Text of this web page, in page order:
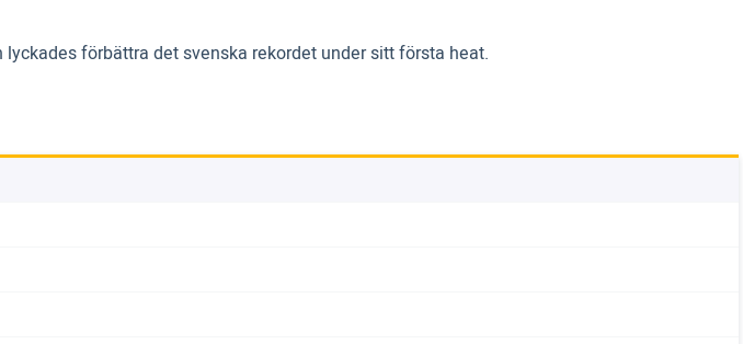
förbättra det svenska rekordet under sitt första heat.